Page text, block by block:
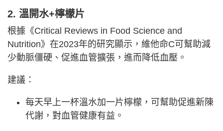
2. 溫開水+檸檬片
根據《Critical Reviews in Food Science and
Nutrition》在2023年的研究顯示，維他命C可幫助減
少動脈僵硬、促進血管擴張，進而降低血壓。
建議：
每天早上一杯溫水加一片檸檬，可幫助促進新陳
代謝，對血管健康有益。